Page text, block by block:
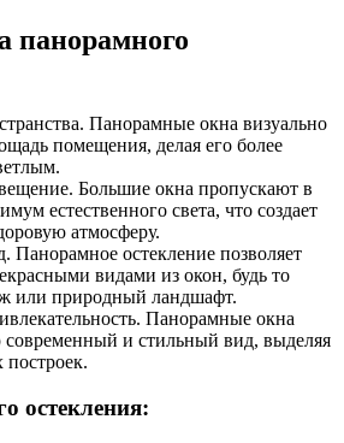
панорамного
Панорамные окна визуально
помещения, делая его более
Большие окна пропускают в
естественного света, что создает
атмосферу.
остекление позволяет
видами из окон, будь то
или природный ландшафт.
Панорамные окна
и стильный вид, выделяя
построек.
остекления: